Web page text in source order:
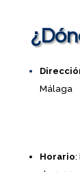
Málaga
Horario: